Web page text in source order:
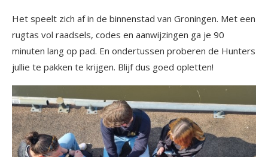
Het speelt zich af in de binnenstad van Groningen. Met een
rugtas vol raadsels, codes en aanwijzingen ga je 90
minuten lang op pad. En ondertussen proberen de Hunters
jullie te pakken te krijgen. Blijf dus goed opletten!